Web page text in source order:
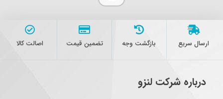
ارسال سریع بازگشت وجه تضمین قیمت اصالت کالا
درباره شرکت لنزو